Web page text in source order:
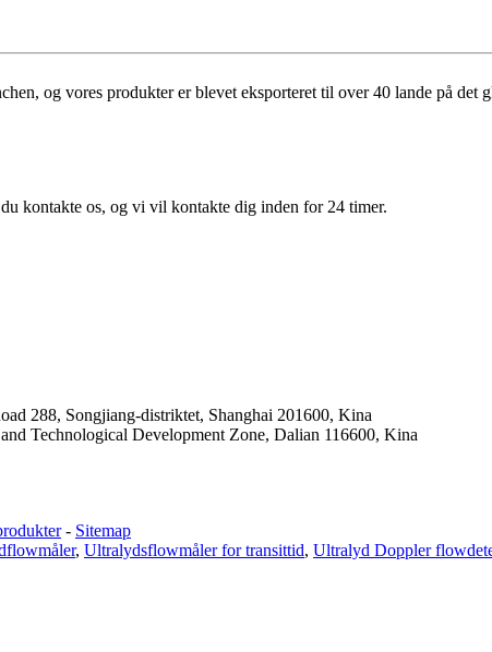
og vores produkter er blevet eksporteret til over 40 lande på det
kontakte os, og vi vil kontakte dig inden for 24 timer.
288, Songjiang-distriktet, Shanghai 201600, Kina
Technological Development Zone, Dalian 116600, Kina
- Sitemap
, Ultralydsflowmåler for transittid, Ultralyd Doppler